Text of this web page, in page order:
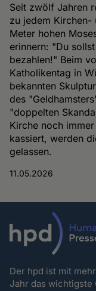
Seit zwölf Jahren
zu jedem Kirchen-
Meter hohen
erinnern: "Du
bezahlen!" Beim
Katholikentag in
bekannten
des
"doppelten
Kirche noch
kassiert, werden
gelassen.
11.05.2026
Der hpd ist mit
Jahr das